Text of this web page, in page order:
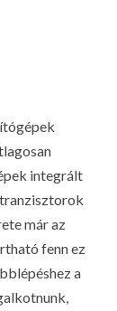
integrált
már az
fenn ez
a